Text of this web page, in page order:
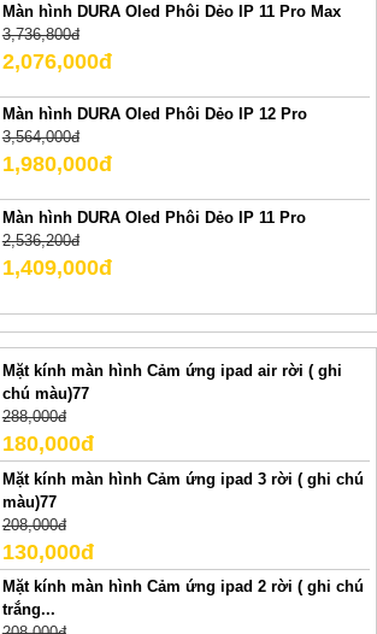
Màn hình DURA Oled Phôi Dẻo IP 11 Pro Max
3,736,800đ
2,076,000đ
Màn hình DURA Oled Phôi Dẻo IP 12 Pro
3,564,000đ
1,980,000đ
Màn hình DURA Oled Phôi Dẻo IP 11 Pro
2,536,200đ
1,409,000đ
Mặt kính màn hình Cảm ứng ipad air rời ( ghi
chú màu)77
288,000đ
180,000đ
Mặt kính màn hình Cảm ứng ipad 3 rời ( ghi chú
màu)77
208,000đ
130,000đ
Mặt kính màn hình Cảm ứng ipad 2 rời ( ghi chú
trắng...